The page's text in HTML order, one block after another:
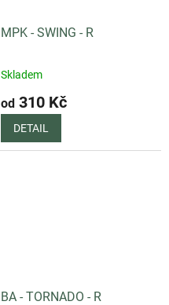
MPK - SWING - R
Skladem
od 310 Kč
DETAIL
BA - TORNADO - R